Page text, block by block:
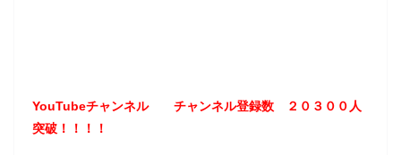
YouTubeチャンネル チャンネル登録数 ２０３ ００ 人
突破！！！！